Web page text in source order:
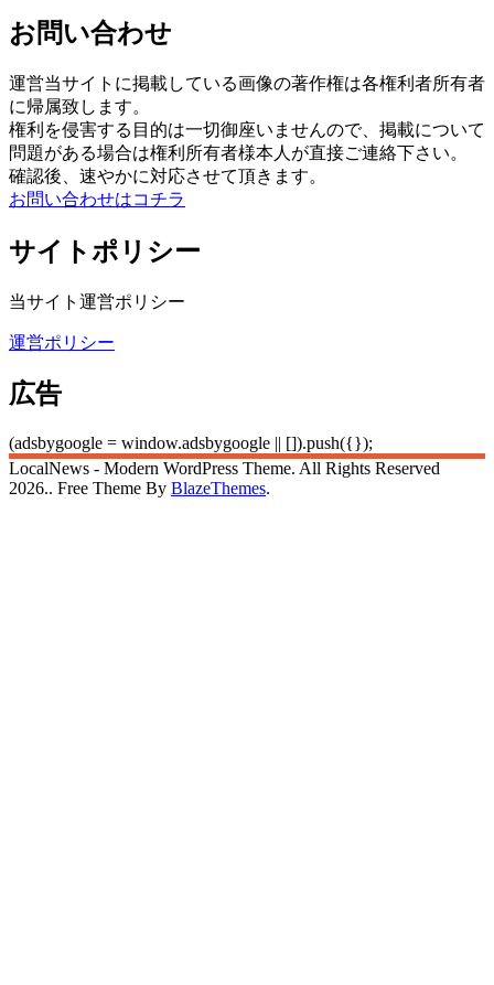
お問い合わせ
運営当サイトに掲載している画像の著作権は各権利者所有者
に帰属致します。
権利を侵害する目的は一切御座いませんので、掲載について
問題がある場合は権利所有者様本人が直接ご連絡下さい。
確認後、速やかに対応させて頂きます。
お問い合わせはコチラ
サイトポリシー
当サイト運営ポリシー
運営ポリシー
広告
(adsbygoogle = window.adsbygoogle || []).push({});
LocalNews - Modern WordPress Theme. All Rights Reserved
2026.. Free Theme By BlazeThemes.